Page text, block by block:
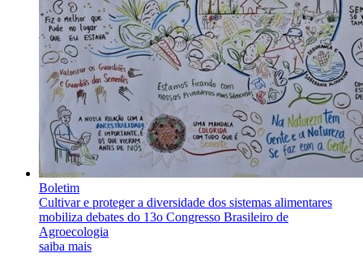
Boletim
Cultivar e proteger a diversidade dos sistemas alimentares
mobiliza debates do 13o Congresso Brasileiro de
Agroecologia
saiba mais